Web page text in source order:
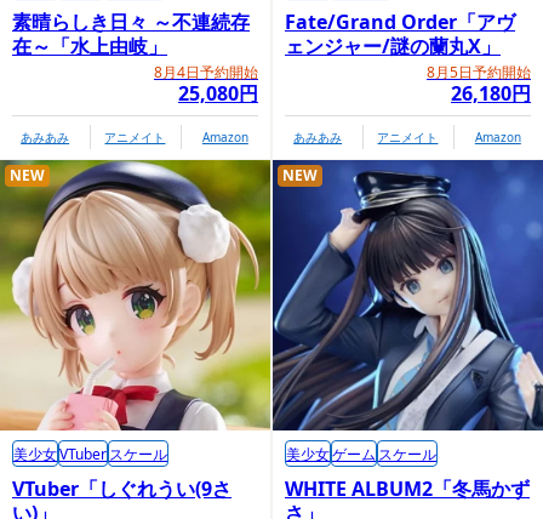
素晴らしき日々 ～不連続存
在～「水上由岐」
8月4日予約開始
25,080円
あみあみ アニメイト Amazon
Fate/Grand Order「アヴ
ェンジャー/謎の蘭丸X」
8月5日予約開始
26,180円
あみあみ アニメイト Amazon
VTuber「しぐれうい(9さ
い)」
NEW
美少女VTuberスケール
WHITE ALBUM2「冬馬かず
さ」
NEW
美少女ゲーム スケール